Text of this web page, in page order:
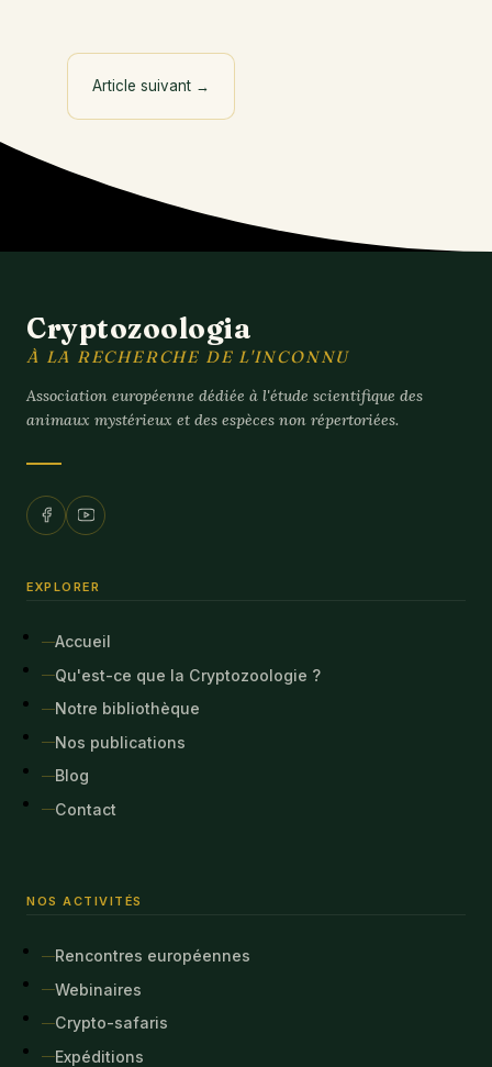
Article suivant→
Cryptozoologia
À LA RECHERCHE DE L'INCONNU
Association européenne dédiée à l'étude scientifique des
animaux mystérieux et des espèces non répertoriées.
EXPLORER
Accueil
Qu'est-ce que la Cryptozoologie ?
Notre bibliothèque
Nos publications
Blog
Contact
NOS ACTIVITÉS
Rencontres européennes
Webinaires
Crypto-safaris
Expéditions